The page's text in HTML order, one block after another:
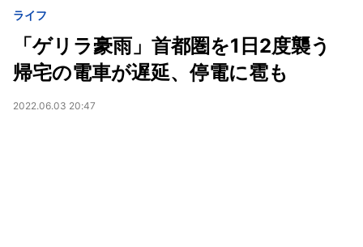
ライフ
「ゲリラ豪雨」首都圏を1日2度襲う
帰宅の電車が遅延、停電に雹も
2022.06.03 20:47